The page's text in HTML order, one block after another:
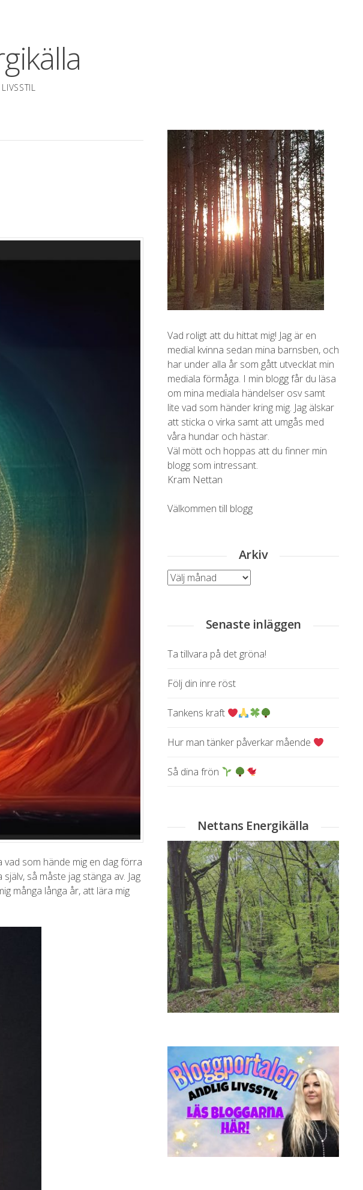
vad som hände mig en dag förra
så måste jag stänga av. Jag
många långa år, att lära mig
Vad roligt att du hittat mig! Jag är en
medial kvinna sedan mina barnsben, och
har under alla år som gått utvecklat min
mediala förmåga. I min blogg får du läsa
om mina mediala händelser osv samt
lite vad som händer kring mig. Jag älskar
att sticka o virka samt att umgås med
våra hundar och hästar.
Väl mött och hoppas att du finner min
blogg som intressant.
Kram Nettan
Välkommen till blogg
Arkiv
Arkiv
Senaste inläggen
Ta tillvara på det gröna!
Följ din inre röst
Tankens kraft
Hur man tänker påverkar mående
Så dina frön
Nettans Energikälla